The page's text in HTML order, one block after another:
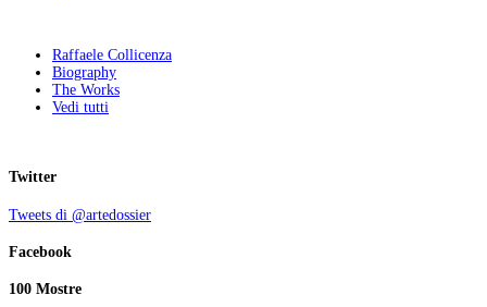
Raffaele Collicenza
Biography
The Works
Vedi tutti
Twitter
Tweets di @artedossier
Facebook
100 Mostre